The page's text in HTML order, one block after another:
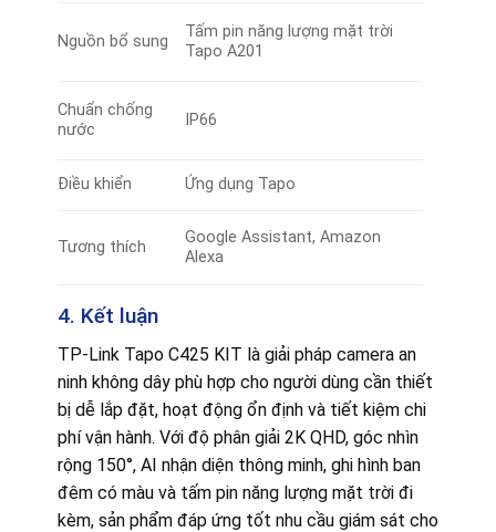
Nguồn bổ sung
Tấm pin năng lượng mặt trời
Tapo A201
Chuẩn chống
nước
IP66
Điều khiển Ứng dụng Tapo
Tương thích
Google Assistant, Amazon
Alexa
4. Kết luận
TP-Link Tapo C425 KIT là giải pháp camera an
ninh không dây phù hợp cho người dùng cần thiết
bị dễ lắp đặt, hoạt động ổn định và tiết kiệm chi
phí vận hành. Với độ phân giải 2K QHD, góc nhìn
rộng 150°, AI nhận diện thông minh, ghi hình ban
đêm có màu và tấm pin năng lượng mặt trời đi
kèm, sản phẩm đáp ứng tốt nhu cầu giám sát cho